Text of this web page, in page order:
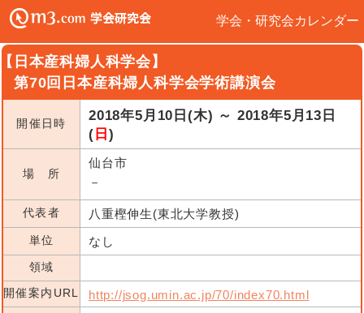
学会・研究会カレンダー
日本産科婦人科学会】
第70回日本産科婦人科学会学術講演会
開催日時
2018年5月10日(木) ～ 2018年5月13日
( 日 )
場 所
仙台市
－
代表者 八重樫伸生(東北大学教授)
単位 なし
領域
開催案内URL
http://jsog.umin.ac.jp/70/index70.html